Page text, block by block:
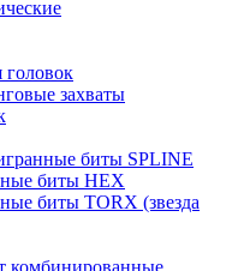
головок
захваты
биты SPLINE
биты HEX
биты TORX (звезда
комбинированные